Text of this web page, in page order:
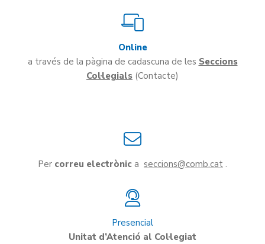
Online
a través de la pàgina de cadascuna de les Seccions
Col·legials (Contacte)
Per correu electrònic a seccions .
Presencial
Unitat d’Atenció al Col·legiat